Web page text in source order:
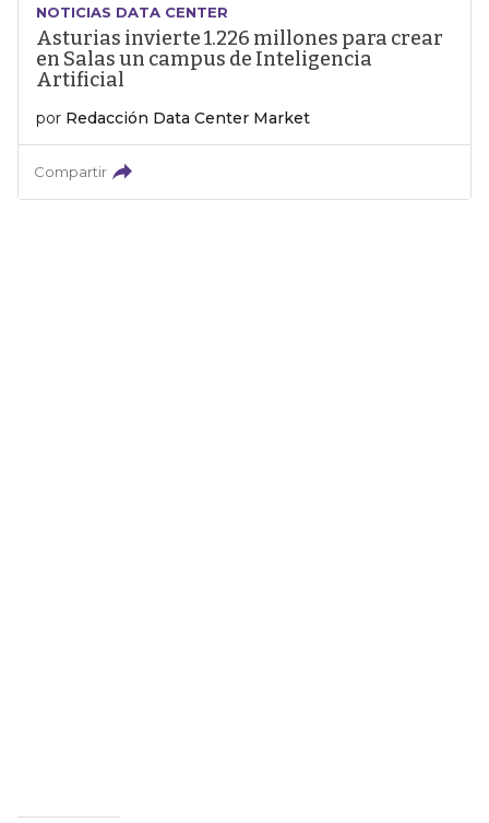
NOTICIAS DATA CENTER
Asturias invierte 1.226 millones para crear
en Salas un campus de Inteligencia
Artificial
por Redacción Data Center Market
Compartir